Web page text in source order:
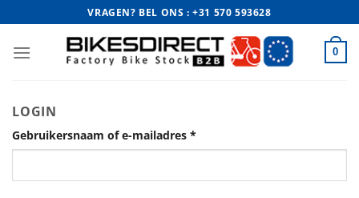
naar
inhoud
VRAGEN? BEL ONS : +31 570 593628
0
LOGIN
Gebruikersnaam of e-mailadres *